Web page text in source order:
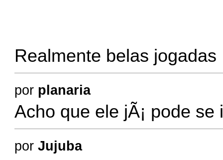
Realmente belas jogadas
por planaria
Acho que ele jÃ¡ pode
porJujuba